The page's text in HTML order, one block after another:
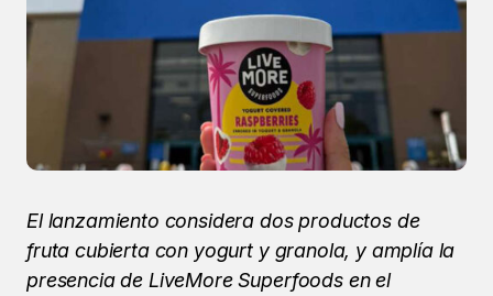
El lanzamiento considera dos productos de
fruta cubierta con yogurt y granola, y amplía la
presencia de LiveMore Superfoods en el